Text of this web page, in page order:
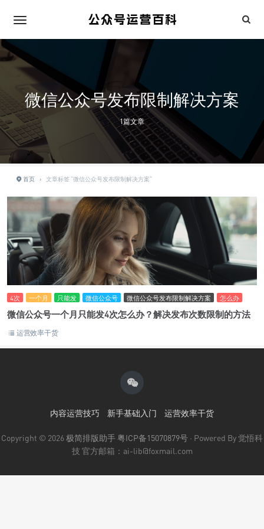
微信公众号发布限制解决方案
1篇文章
首页 › 文章标签 "微信公众号发布限制解决方案"
4次 一个月 只能发 微信公众号 微信公众号发布限制解决方案 怎么办
微信公众号一个月只能发4次怎么办？解决发布次数限制的方法
运营效率干货
内容运营技巧 新手基础入门 运营效率干货
Copyright © 2026极简排版助手粤ICP备15070879号 · Powered By 觉悟科
技 官方邮箱：ai-lib@foxmail.com